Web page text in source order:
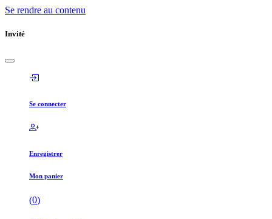
Se rendre au contenu
Invité
Se connecter
Enregistrer
Mon panier
(0)